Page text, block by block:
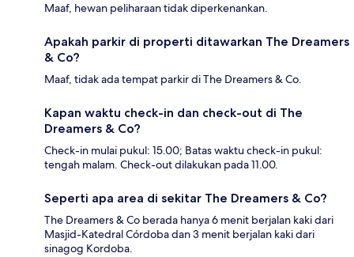
Maaf, hewan peliharaan tidak diperkenankan.
Apakah parkir di properti ditawarkan The Dreamers
& Co?
Maaf, tidak ada tempat parkir di The Dreamers & Co.
Kapan waktu check-in dan check-out di The
Dreamers & Co?
Check-in mulai pukul: 15.00; Batas waktu check-in pukul:
tengah malam. Check-out dilakukan pada 11.00.
Seperti apa area di sekitar The Dreamers & Co?
The Dreamers & Co berada hanya 6 menit berjalan kaki dari
Masjid-Katedral Córdoba dan 3 menit berjalan kaki dari
sinagog Kordoba.